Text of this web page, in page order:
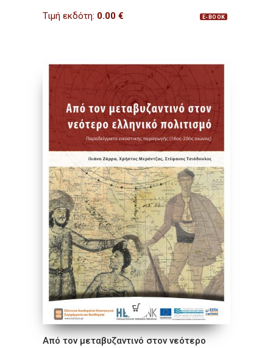
E-BOOK
Τιμή εκδότη: 0.00 €
Από τον μεταβυζαντινό στον νεότερο